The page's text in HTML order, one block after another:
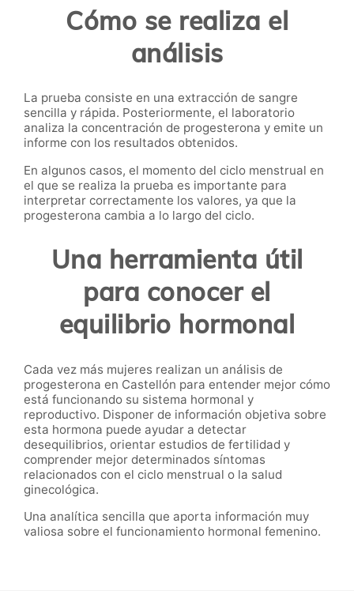
Cómo se realiza el
análisis
La prueba consiste en una extracción de sangre
sencilla y rápida. Posteriormente, el laboratorio
analiza la concentración de progesterona y emite un
informe con los resultados obtenidos.
En algunos casos, el momento del ciclo menstrual en
el que se realiza la prueba es importante para
interpretar correctamente los valores, ya que la
progesterona cambia a lo largo del ciclo.
Una herramienta útil
para conocer el
equilibrio hormonal
Cada vez más mujeres realizan un análisis de
progesterona en Castellón para entender mejor cómo
está funcionando su sistema hormonal y
reproductivo. Disponer de información objetiva sobre
esta hormona puede ayudar a detectar
desequilibrios, orientar estudios de fertilidad y
comprender mejor determinados síntomas
relacionados con el ciclo menstrual o la salud
ginecológica.
Una analítica sencilla que aporta información muy
valiosa sobre el funcionamiento hormonal femenino.